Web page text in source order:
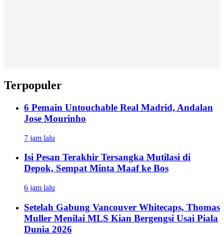
Terpopuler
6 Pemain Untouchable Real Madrid, Andalan
Jose Mourinho
7 jam lalu
Isi Pesan Terakhir Tersangka Mutilasi di
Depok, Sempat Minta Maaf ke Bos
6 jam lalu
Setelah Gabung Vancouver Whitecaps, Thomas
Muller Menilai MLS Kian Bergengsi Usai Piala
Dunia 2026